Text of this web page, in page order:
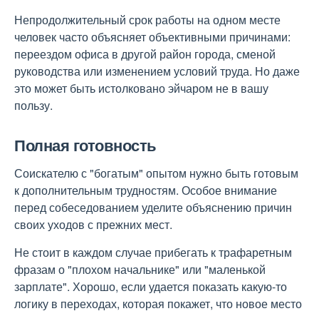
Непродолжительный срок работы на одном месте
человек часто объясняет объективными причинами:
переездом офиса в другой район города, сменой
руководства или изменением условий труда. Но даже
это может быть истолковано эйчаром не в вашу
пользу.
Полная готовность
Соискателю с "богатым" опытом нужно быть готовым
к дополнительным трудностям. Особое внимание
перед собеседованием уделите объяснению причин
своих уходов с прежних мест.
Не стоит в каждом случае прибегать к трафаретным
фразам о "плохом начальнике" или "маленькой
зарплате". Хорошо, если удается показать какую-то
логику в переходах, которая покажет, что новое место